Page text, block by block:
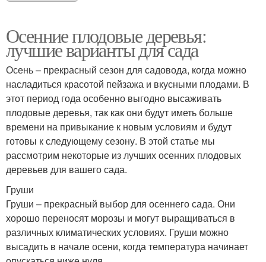
Осенние плодовые деревья:
лучшие варианты для сада
Осень – прекрасный сезон для садовода, когда можно
насладиться красотой пейзажа и вкусными плодами. В
этот период года особенно выгодно высаживать
плодовые деревья, так как они будут иметь больше
времени на привыкание к новым условиям и будут
готовы к следующему сезону. В этой статье мы
рассмотрим некоторые из лучших осенних плодовых
деревьев для вашего сада.
Груши
Груши – прекрасный выбор для осеннего сада. Они
хорошо переносят морозы и могут выращиваться в
различных климатических условиях. Груши можно
высадить в начале осени, когда температура начинает